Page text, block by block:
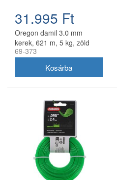
31.995 Ft
Oregon damil 3.0 mm
kerek, 621 m, 5 kg, zöld
69-373